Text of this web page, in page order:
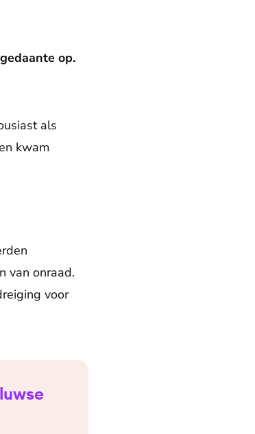
op.
als
kwam
van onraad.
voor